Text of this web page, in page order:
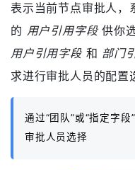
表示当前节点审批人，
的 用户引用字段供你
用户引用字段和 部门
求进行审批人员的配置
通过“团队”或“指定字
审批人员选择